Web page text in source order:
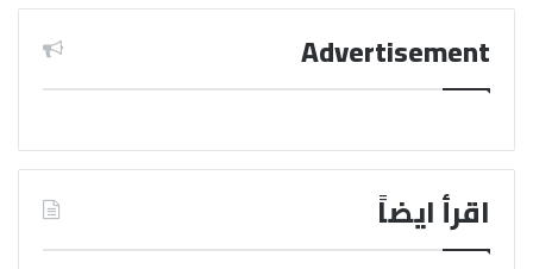
Advertisement
اقرأ ايضاً